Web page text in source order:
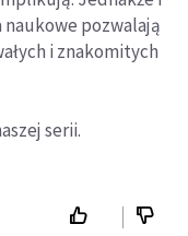
naukowe pozwalają
i znakomitych
serii.